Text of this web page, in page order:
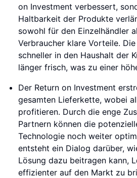
on Investment verbessert,
Haltbarkeit der Produkte
sowohl für den Einzelhändler
Verbraucher klare Vorteile.
schneller in den Haushalt der
länger frisch, was zu einer
Der Return on Investment
gesamten Lieferkette, wobei
profitieren. Durch die enge
Partnern können die
Technologie noch weiter
entsteht ein Dialog darüber,
Lösung dazu beitragen kann,
effizienter auf den Markt zu